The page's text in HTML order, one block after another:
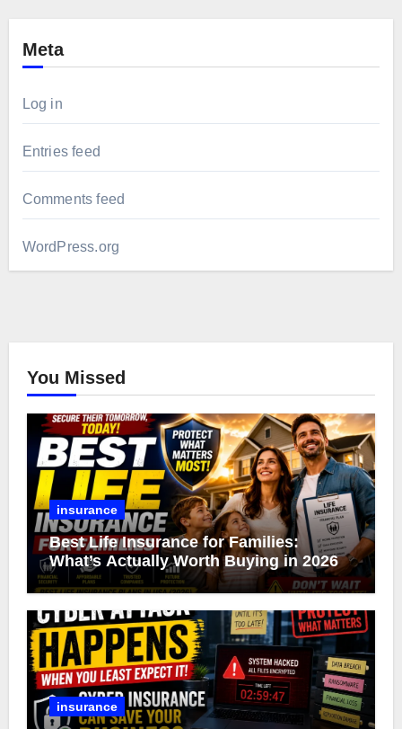
Meta
Log in
Entries feed
Comments feed
WordPress.org
You Missed
insurance
Best Life Insurance for Families:
What’s Actually Worth Buying in 2026
insurance